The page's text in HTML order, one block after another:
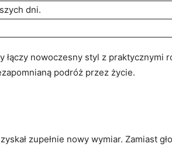
⁣dni.
nowoczesny styl z⁢ praktycznymi
podróż przez życie.
zupełnie​ nowy wymiar. ⁤Zamiast